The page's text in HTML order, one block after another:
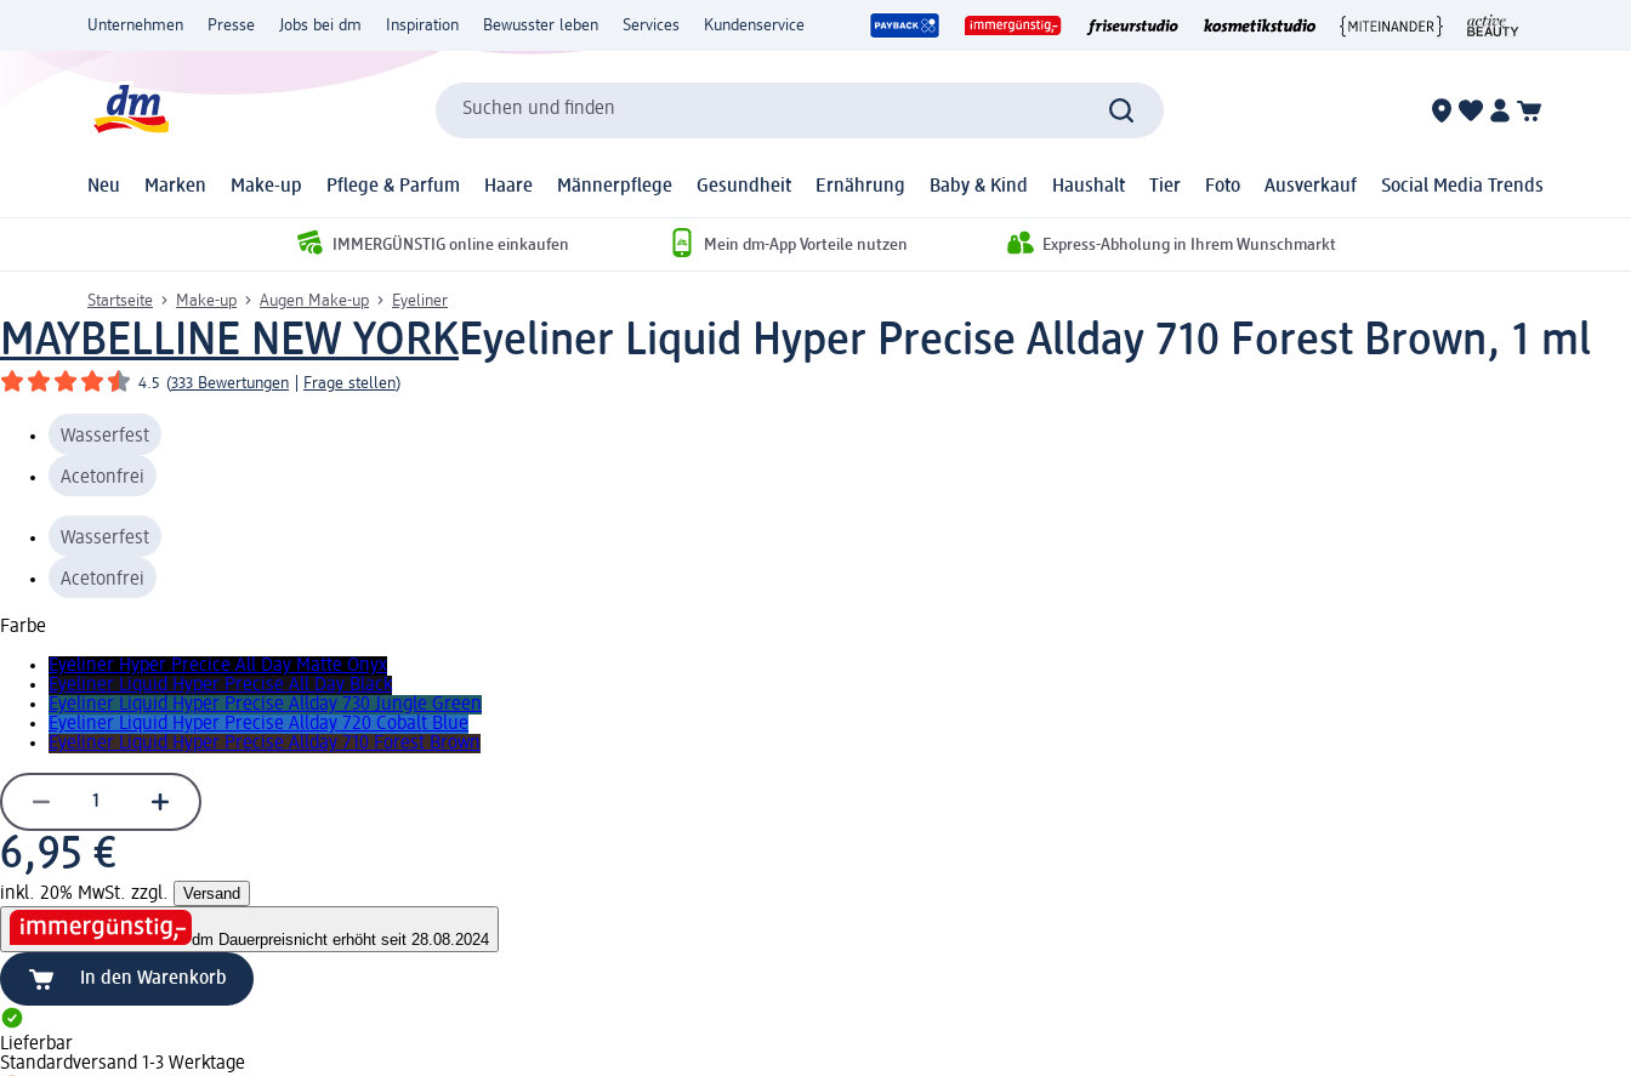
Unternehmen Presse Jobs bei dm Inspiration Bewusster leben Services Kundenservice
Suchen und finden
Neu Marken Make-up Pflege & Parfum Haare Männerpflege Gesundheit Ernährung Baby & Kind Haushalt Tier Foto Ausverkauf Social Media Trends
IMMERGÜNSTIG online einkaufen Mein dm-App Vorteile nutzen Express-Abholung in Ihrem Wunschmarkt
Startseite Make-up Augen Make-up Eyeliner
MAYBELLINE NEW YORKEyeliner Liquid Hyper Precise Allday 710 Forest Brown, 1 ml
4.5 (333 Bewertungen Frage stellen)
Wasserfest
Acetonfrei
Wasserfest
Acetonfrei
Farbe
Eyeliner Hyper Precice All Day Matte Onyx
Eyeliner Liquid Hyper Precise All Day Black
Eyeliner Liquid Hyper Precise Allday 730 Jungle Green
Eyeliner Liquid Hyper Precise Allday 720 Cobalt Blue
Eyeliner Liquid Hyper Precise Allday 710 Forest Brown
6,95 €
inkl. 20% MwSt. zzgl. Versand
dm Dauerpreisnicht erhöht seit 28.08.2024
In den Warenkorb
Lieferbar
Standardversand 1-3 Werktage